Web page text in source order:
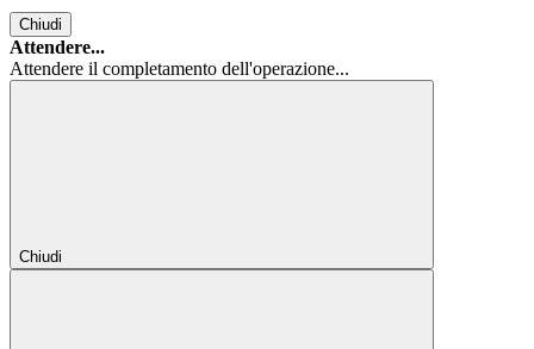
Chiudi
Attendere...
Attendere il completamento dell'operazione...
Chiudi